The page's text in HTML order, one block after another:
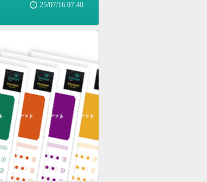
25/07/16 07:40